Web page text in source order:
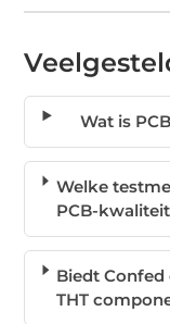
Wat is
Welke
PCB-
Biedt Confed
THT